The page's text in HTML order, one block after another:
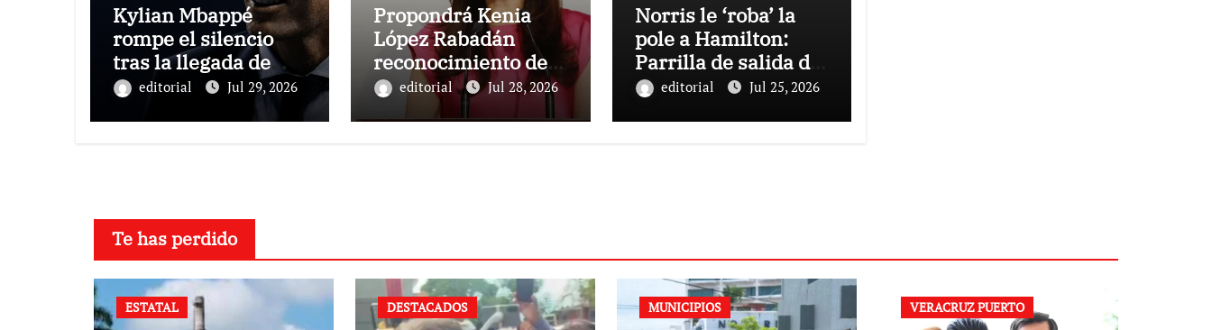
Kylian Mbappé
rompe el silencio
tras la llegada de
Zinedine Zidane a la
editorial Jul 29, 2026
Propondrá Kenia
López Rabadán
reconocimiento del
Congreso mexicano
al ciclista Isaac del
editorial Jul 28, 2026
Norris le ‘roba’ la
pole a Hamilton:
Parrilla de salida del
Gran Premio de
editorial Jul 25, 2026
Te has perdido
ESTATAL DESTACADOS MUNICIPIOS VERACRUZ PUERTO